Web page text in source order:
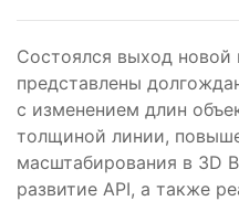
Состоялся выход новой
представлены
с изменением длин
толщиной линии,
масштабирования в 3D
развитие API, а также